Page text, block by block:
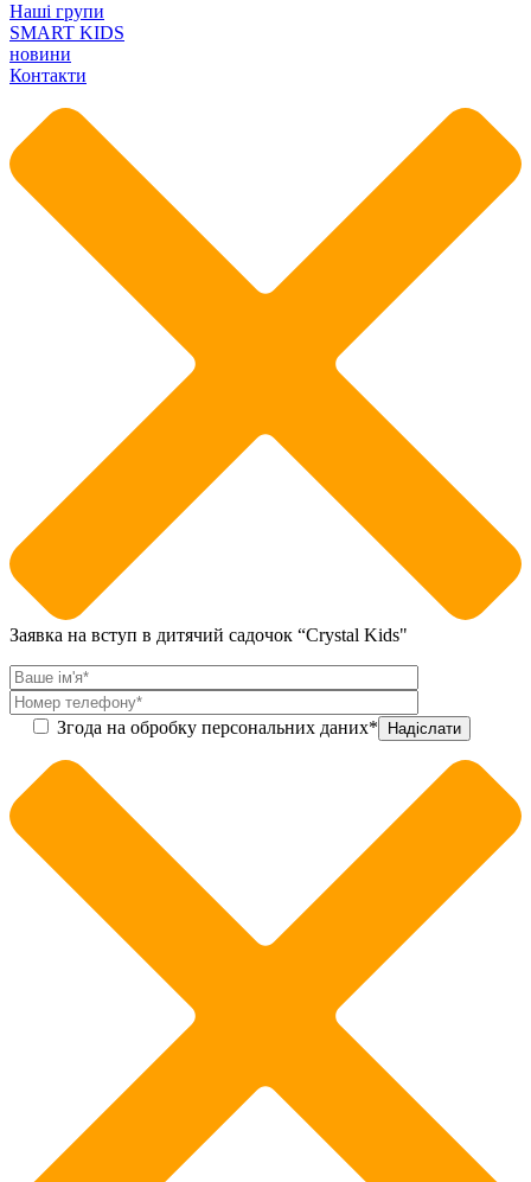
Наші групи
SMART KIDS
новини
Контакти
Заявка на вступ в дитячий садочок “Crystal Kids"
Згода на обробку персональних даних*